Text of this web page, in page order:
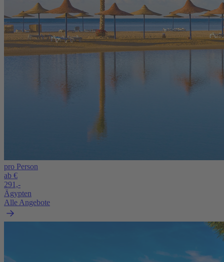
pro Person
ab €
291,-
Ägypten
Alle Angebote